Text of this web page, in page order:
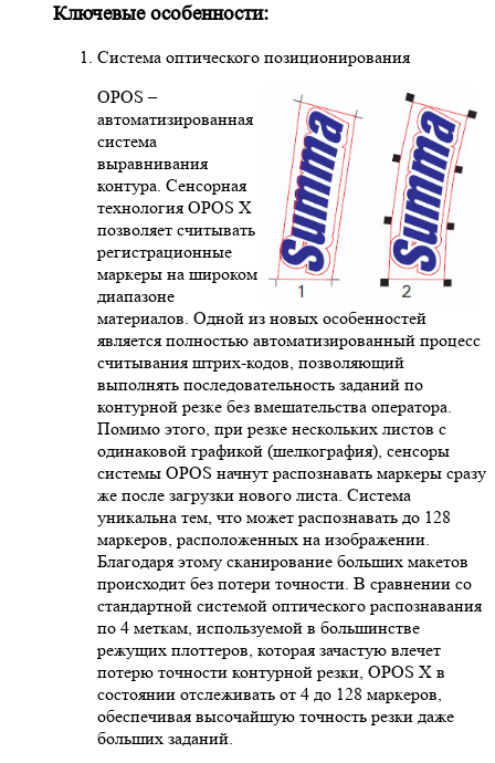
Ключевые особенности:
Система оптического позиционирования
OPOS –
автоматизированная
система
выравнивания
контура. Сенсорная
технология OPOS X
позволяет считывать
регистрационные
маркеры на широком
диапазоне
материалов. Одной из новых особенностей
является полностью автоматизированный процесс
считывания штрих-кодов, позволяющий
выполнять последовательность заданий по
контурной резке без вмешательства оператора.
Помимо этого, при резке нескольких листов с
одинаковой графикой (шелкография), сенсоры
системы OPOS начнут распознавать маркеры сразу
же после загрузки нового листа. Система
уникальна тем, что может распознавать до 128
маркеров, расположенных на изображении.
Благодаря этому сканирование больших макетов
происходит без потери точности. В сравнении со
стандартной системой оптического распознавания
по 4 меткам, используемой в большинстве
режущих плоттеров, которая зачастую влечет
потерю точности контурной резки, OPOS X в
состоянии отслеживать от 4 до 128 маркеров,
обеспечивая высочайшую точность резки даже
больших заданий.